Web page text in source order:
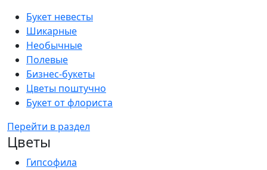
Букет невесты
Шикарные
Необычные
Полевые
Бизнес-букеты
Цветы поштучно
Букет от флориста
Перейти в раздел
Цветы
Гипсофила